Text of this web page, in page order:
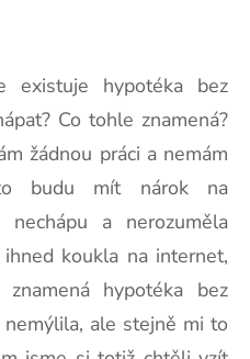
existuje hypotéka bez
Co tohle znamená?
žádnou práci a nemám
budu mít nárok na
nechápu a nerozuměla
koukla na internet,
hypotéka bez
ale stejně mi to